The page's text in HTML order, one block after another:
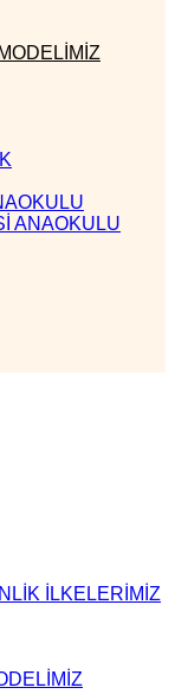
ANAOKULU
İLKELERİMİZ